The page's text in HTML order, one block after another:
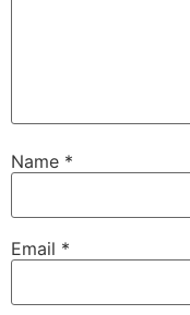
Name *
Email *